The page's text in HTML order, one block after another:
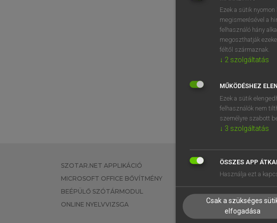
SZOTAR.NET APPLIKÁCIÓ
MICROSOFT OFFICE BŐVÍTMÉNY
BEÉPÜLŐ SZÓTÁRMODUL
ONLINE NYELVVIZSGA
EGYÉNI FELHASZNÁLÓKNAK
TANULÓKNAK
VÁLLALATI MEGOLDÁSOK
Ezek a sütik
megismerésével a
felhasználó hány
megoszthatják
féltől származnak.
↓ 2 szolgáltatás
MŰKÖDÉSHEZ
Ezek a sütik
felhasználók nem
személyre szabott
↓ 3 szolgáltatás
ÖSSZES APP
Használja ezt a
Csak a szükséges
elfogadása